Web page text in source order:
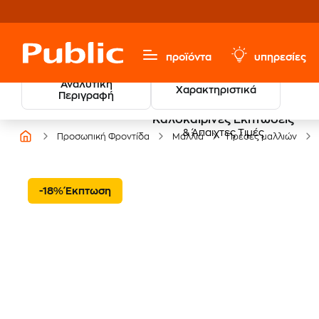
προϊόντα υπηρεσίες
Αναλυτική
Περιγραφή
Χαρακτηριστικά
Καλοκαιρινές Εκπτώσεις
& Άπαιχτες Τιμές
Προσωπική Φροντίδα Μαλλιά Πρέσες μαλλιών
-18% Έκπτωση